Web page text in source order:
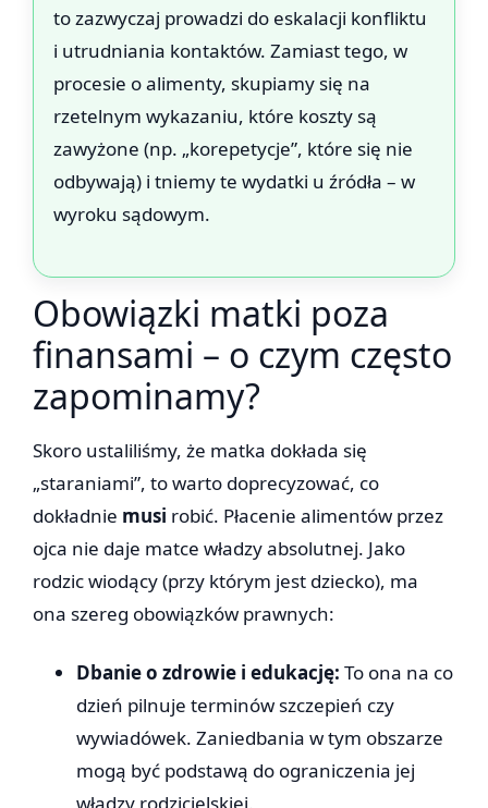
to zazwyczaj prowadzi do eskalacji konfliktu
i utrudniania kontaktów. Zamiast tego, w
procesie o alimenty, skupiamy się na
rzetelnym wykazaniu, które koszty są
zawyżone (np. „korepetycje”, które się nie
odbywają) i tniemy te wydatki u źródła – w
wyroku sądowym.
Obowiązki matki poza
finansami – o czym często
zapominamy?
Skoro ustaliliśmy, że matka dokłada się
„staraniami”, to warto doprecyzować, co
dokładnie musi robić. Płacenie alimentów przez
ojca nie daje matce władzy absolutnej. Jako
rodzic wiodący (przy którym jest dziecko), ma
ona szereg obowiązków prawnych:
Dbanie o zdrowie i edukację: To ona na co
dzień pilnuje terminów szczepień czy
wywiadówek. Zaniedbania w tym obszarze
mogą być podstawą do ograniczenia jej